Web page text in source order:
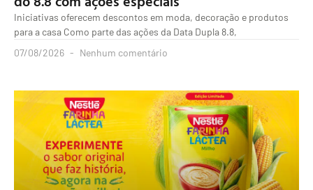
Iniciativas oferecem descontos em moda, decoração e produtos
para a casa Como parte das ações da Data Dupla 8.8,
07/08/2026
Nenhum comentário